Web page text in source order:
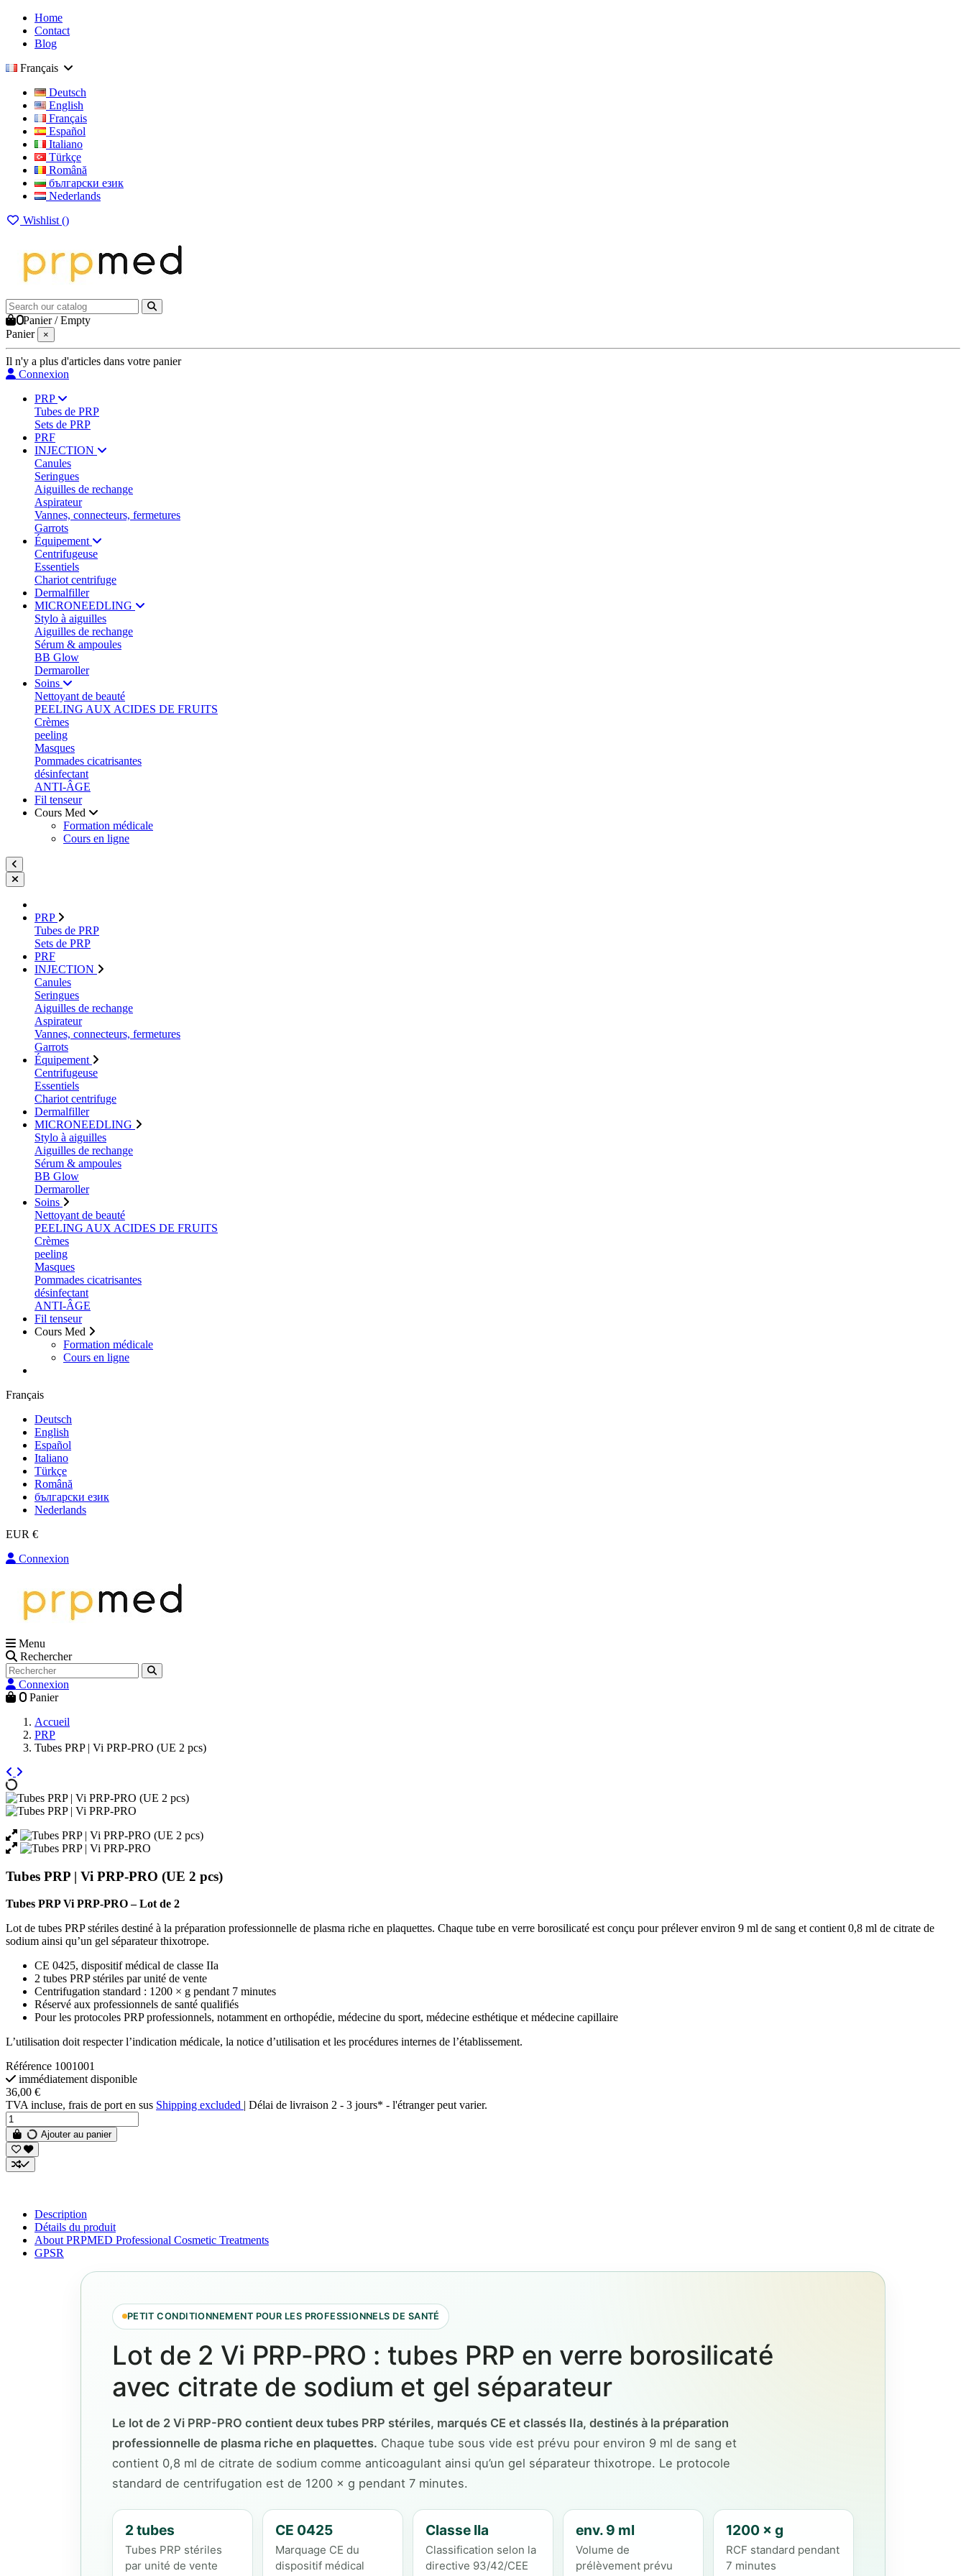
Home
Contact
Blog
Français
Deutsch
English
Français
Español
Italiano
Türkçe
Română
български език
Nederlands
Wishlist ()
0Panier /Empty
Panier
×
Il n'y a plus d'articles dans votre panier
Connexion
PRP
Tubes de PRP
Sets de PRP
PRF
INJECTION
Canules
Seringues
Aiguilles de rechange
Aspirateur
Vannes, connecteurs, fermetures
Garrots
Équipement
Centrifugeuse
Essentiels
Chariot centrifuge
Dermalfiller
MICRONEEDLING
Stylo à aiguilles
Aiguilles de rechange
Sérum & ampoules
BB Glow
Dermaroller
Soins
Nettoyant de beauté
PEELING AUX ACIDES DE FRUITS
Crèmes
peeling
Masques
Pommades cicatrisantes
désinfectant
ANTI-ÂGE
Fil tenseur
Cours Med
Formation médicale
Cours en ligne
PRP
Tubes de PRP
Sets de PRP
PRF
INJECTION
Canules
Seringues
Aiguilles de rechange
Aspirateur
Vannes, connecteurs, fermetures
Garrots
Équipement
Centrifugeuse
Essentiels
Chariot centrifuge
Dermalfiller
MICRONEEDLING
Stylo à aiguilles
Aiguilles de rechange
Sérum & ampoules
BB Glow
Dermaroller
Soins
Nettoyant de beauté
PEELING AUX ACIDES DE FRUITS
Crèmes
peeling
Masques
Pommades cicatrisantes
désinfectant
ANTI-ÂGE
Fil tenseur
Cours Med
Formation médicale
Cours en ligne
Français
Deutsch
English
Español
Italiano
Türkçe
Română
български език
Nederlands
EUR €
Connexion
Menu
Rechercher
Connexion
0 Panier
Accueil
PRP
Tubes PRP | Vi PRP-PRO (UE 2 pcs)
Tubes PRP | Vi PRP-PRO (UE 2 pcs)
Tubes PRP Vi PRP-PRO – Lot de 2
Lot de tubes PRP stériles destiné à la préparation professionnelle de plasma riche en plaquettes. Chaque tube en verre borosilicaté est conçu pour prélever environ 9 ml de sang et contient 0,8 ml de citrate de
sodium ainsi qu’un gel séparateur thixotrope.
CE 0425, dispositif médical de classe IIa
2 tubes PRP stériles par unité de vente
Centrifugation standard : 1200 × g pendant 7 minutes
Réservé aux professionnels de santé qualifiés
Pour les protocoles PRP professionnels, notamment en orthopédie, médecine du sport, médecine esthétique et médecine capillaire
L’utilisation doit respecter l’indication médicale, la notice d’utilisation et les procédures internes de l’établissement.
Référence 1001001
immédiatement disponible
36,00 €
TVA incluse, frais de port en sus Shipping excluded | Délai de livraison 2 - 3 jours* - l'étranger peut varier.
Ajouter au panier
Description
Détails du produit
About PRPMED Professional Cosmetic Treatments
GPSR
PETIT CONDITIONNEMENT POUR LES PROFESSIONNELS DE SANTÉ
Lot de 2 Vi PRP-PRO : tubes PRP en verre borosilicaté
avec citrate de sodium et gel séparateur
Le lot de 2 Vi PRP-PRO contient deux tubes PRP stériles, marqués CE et classés IIa, destinés à la préparation
professionnelle de plasma riche en plaquettes. Chaque tube sous vide est prévu pour environ 9 ml de sang et
contient 0,8 ml de citrate de sodium comme anticoagulant ainsi qu’un gel séparateur thixotrope. Le protocole
standard de centrifugation est de 1200 × g pendant 7 minutes.
2 tubes
Tubes PRP stériles
par unité de vente
CE 0425
Marquage CE du
dispositif médical
Classe IIa
Classification selon la
directive 93/42/CEE
env. 9 ml
Volume de
prélèvement prévu
1200 × g
RCF standard pendant
7 minutes